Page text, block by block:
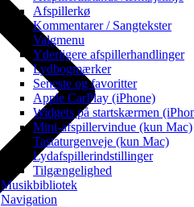
Afspillerkø
Kommentarer / Sangtekster
Valgmenu
Yderligere afspillerhandlinger
Lydbogmærker
Seneste og favoritter
Apple CarPlay (iPhone)
Widgets på startskærmen
Mini-afspillervindue (kun Mac)
Tastaturgenveje (kun Mac)
Lydafspillerindstillinger
Tilgængelighed
Musikbibliotek
Navigation